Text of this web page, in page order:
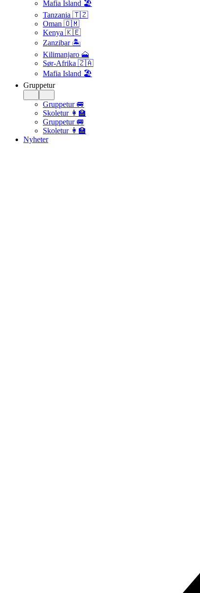
Mafia Island 🏖️
Tanzania 🇹🇿
Oman 🇴🇲
Kenya 🇰🇪
Zanzibar 🏝️
Kilimanjaro 🗻
Sør-Afrika 🇿🇦
Mafia Island 🏖️
Gruppetur
Gruppetur 🚐
Skoletur 👩‍🏫
Gruppetur 🚐
Skoletur 👩‍🏫
Nyheter